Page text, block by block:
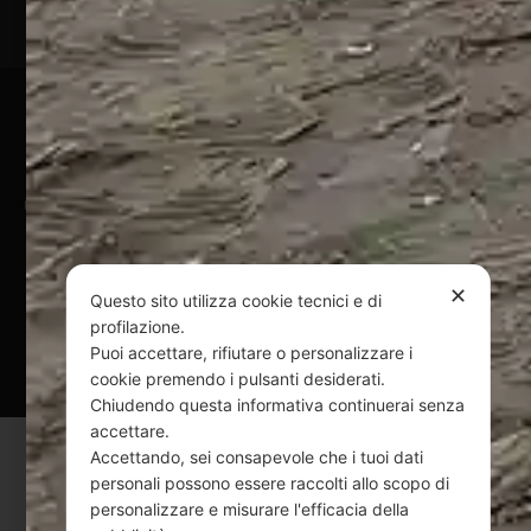
Pagamenti Sicuri
@ Copyright 2024 Webpesca è un brand Intent di Federico
Andrenacci P.Iva 01917920678
Via G. Galilei n. 2 – 64018 Tortoreto TE | REA TE-168019 |
Mail:
federicoandrenacci@pec.it
Questo sito è protetto da Google reCAPTCHA
v3,
Privacy PolicyeTerms of Service
✕
Questo sito utilizza cookie tecnici e di
profilazione.
Puoi accettare, rifiutare o personalizzare i
cookie premendo i pulsanti desiderati.
Chiudendo questa informativa continuerai senza
accettare.
Accettando, sei consapevole che i tuoi dati
personali possono essere raccolti allo scopo di
personalizzare e misurare l'efficacia della